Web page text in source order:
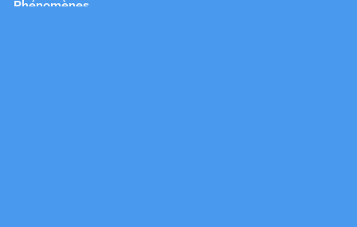
Phénomènes